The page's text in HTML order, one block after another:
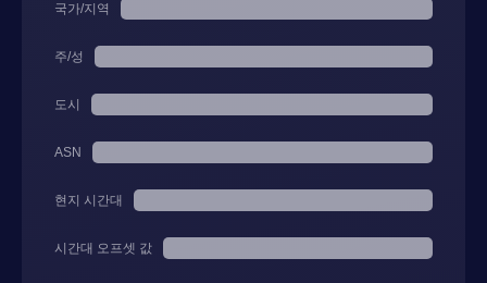
국가/지역
주/성
도시
ASN
현지 시간대
시간대 오프셋 값